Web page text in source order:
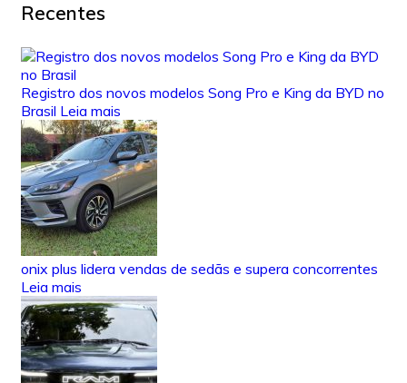
Recentes
Registro dos novos modelos Song Pro e King da BYD no
Brasil Leia mais
onix plus lidera vendas de sedãs e supera concorrentes
Leia mais